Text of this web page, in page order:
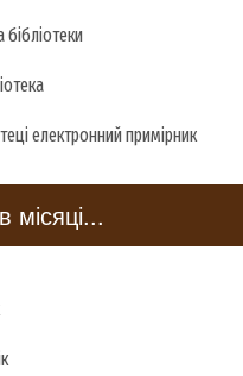
бібліотеки
електронний примірник
місяці...